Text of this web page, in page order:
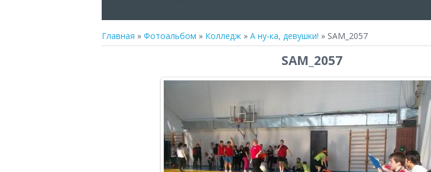
Главная » Фотоальбом » Колледж » А ну-ка, девушки! » SAM_2057
SAM_2057